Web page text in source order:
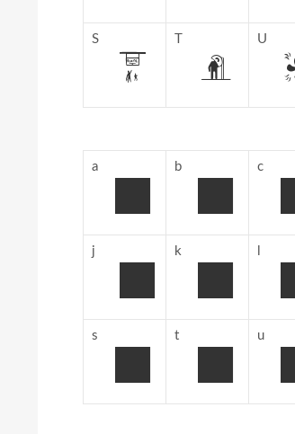
S U
a b c
j k
s t u